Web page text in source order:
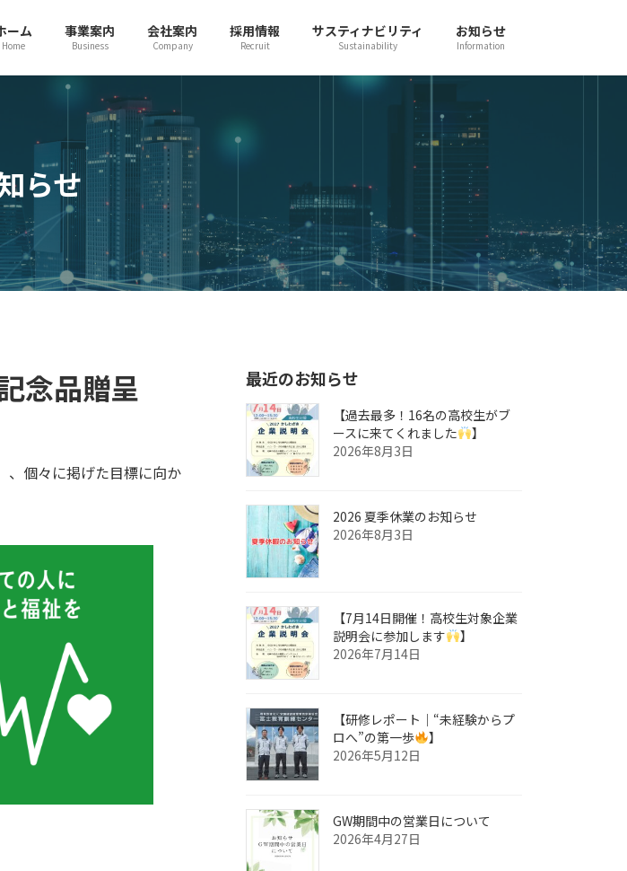
ーム
Home
事業案内
Business
会社案内
Company
採用情報
Recruit
サスティナビリティ
Sustainability
お知らせ
Information
らせ
念品贈呈
、個々に掲げた目標に向か
最近のお知らせ
【過去最多！16名の高校生がブ
ースに来てくれました
】
2026年8月3日
2026 夏季休業のお知らせ
2026年8月3日
【7月14日開催！高校生対象企業
説明会に参加します
】
2026年7月14日
【研修レポート｜“未経験からプ
ロへ”の第一歩
】
2026年5月12日
GW期間中の営業日について
2026年4月27日